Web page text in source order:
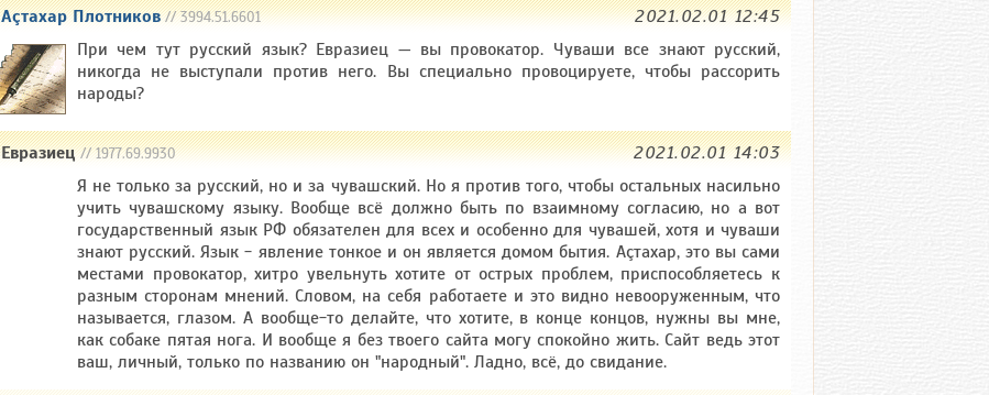
Аçтахар Плотников// 3994.51.6601
2021.02.01 12:45
При чем тут русский язык? Евразиец — вы провокатор. Чуваши все знают русский,
никогда не выступали против него. Вы специально провоцируете, чтобы рассорить
народы?
Евразиец// 1977.69.9930
2021.02.01 14:03
Я не только за русский, но и за чувашский. Но я против того, чтобы остальных насильно
учить чувашскому языку. Вообще всё должно быть по взаимному согласию, но а вот
государственный язык РФ обязателен для всех и особенно для чувашей, хотя и чуваши
знают русский. Язык - явление тонкое и он является домом бытия. Аçтахар, это вы сами
местами провокатор, хитро увельнуть хотите от острых проблем, приспособляетесь к
разным сторонам мнений. Словом, на себя работаете и это видно невооруженным, что
называется, глазом. А вообще-то делайте, что хотите, в конце концов, нужны вы мне,
как собаке пятая нога. И вообще я без твоего сайта могу спокойно жить. Сайт ведь этот
ваш, личный, только по названию он "народный". Ладно, всё, до свидание.